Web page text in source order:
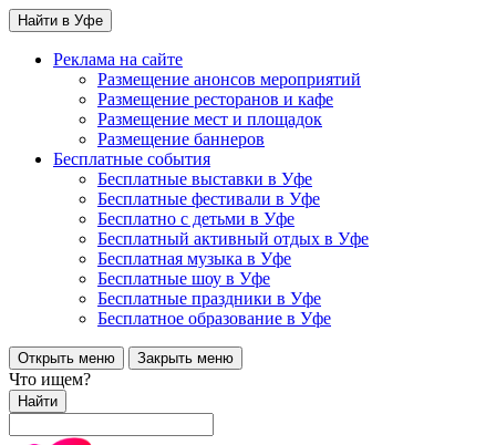
Найти в Уфе
Реклама на сайте
Размещение анонсов мероприятий
Размещение ресторанов и кафе
Размещение мест и площадок
Размещение баннеров
Бесплатные события
Бесплатные выставки в Уфе
Бесплатные фестивали в Уфе
Бесплатно с детьми в Уфе
Бесплатный активный отдых в Уфе
Бесплатная музыка в Уфе
Бесплатные шоу в Уфе
Бесплатные праздники в Уфе
Бесплатное образование в Уфе
Открыть меню Закрыть меню
Что ищем?
Найти